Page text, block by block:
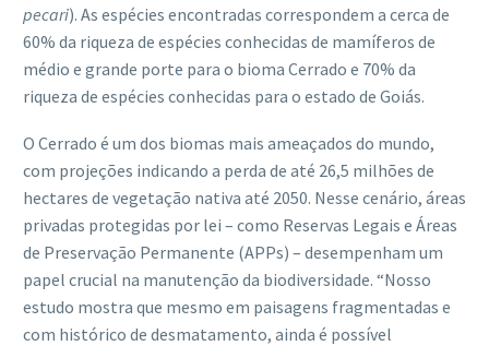
pecari). As espécies encontradas correspondem a cerca de
60% da riqueza de espécies conhecidas de mamíferos de
médio e grande porte para o bioma Cerrado e 70% da
riqueza de espécies conhecidas para o estado de Goiás.
O Cerrado é um dos biomas mais ameaçados do mundo,
com projeções indicando a perda de até 26,5 milhões de
hectares de vegetação nativa até 2050. Nesse cenário, áreas
privadas protegidas por lei – como Reservas Legais e Áreas
de Preservação Permanente (APPs) – desempenham um
papel crucial na manutenção da biodiversidade. “Nosso
estudo mostra que mesmo em paisagens fragmentadas e
com histórico de desmatamento, ainda é possível